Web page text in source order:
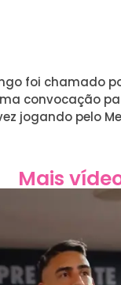
foi chamado
convocação
jogando pelo
Mais